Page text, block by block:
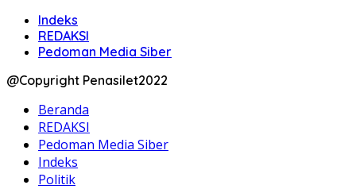
Indeks
REDAKSI
Pedoman Media Siber
@Copyright Penasilet2022
Beranda
REDAKSI
Pedoman Media Siber
Indeks
Politik